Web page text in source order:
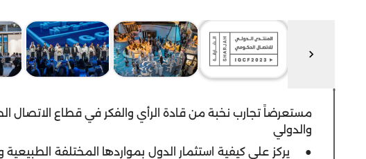
مستعرضاً تجارب نخبة من قادة الرأي والفكر في قطاع الاتصال
والدولي
● يركز على كيفية استثمار الدول بمواردها المختلفة الطبيعية